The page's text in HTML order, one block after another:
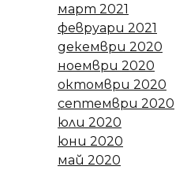
март 2021
февруари 2021
декември 2020
ноември 2020
октомври 2020
септември 2020
юли 2020
юни 2020
май 2020